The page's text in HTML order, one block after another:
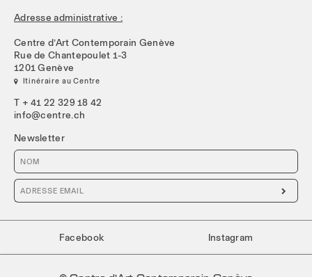
Adresse administrative :
Centre d’Art Contemporain Genève
Rue de Chantepoulet 1-3
1201 Genève
 Itinéraire au Centre
T + 41 22 329 18 42
info@centre.ch
Newsletter

Facebook Instagram